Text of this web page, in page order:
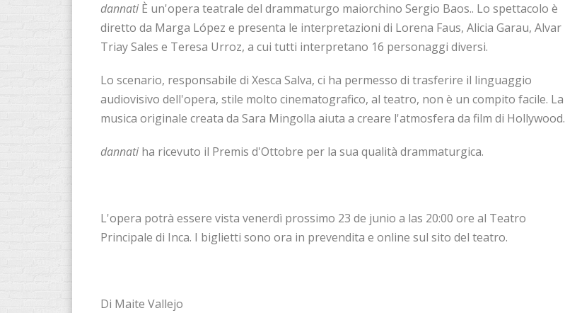
dannati È un'opera teatrale del drammaturgo maiorchino Sergio Baos.. Lo spettacolo è
diretto da Marga López e presenta le interpretazioni di Lorena Faus, Alicia Garau, Alvar
Triay Sales e Teresa Urroz, a cui tutti interpretano 16 personaggi diversi.
Lo scenario, responsabile di Xesca Salva, ci ha permesso di trasferire il linguaggio
audiovisivo dell'opera, stile molto cinematografico, al teatro, non è un compito facile. La
musica originale creata da Sara Mingolla aiuta a creare l'atmosfera da film di Hollywood.
dannati ha ricevuto il Premis d'Ottobre per la sua qualità drammaturgica.
L'opera potrà essere vista venerdì prossimo 23 de junio a las 20:00 ore al Teatro
Principale di Inca. I biglietti sono ora in prevendita e online sul sito del teatro.
Di Maite Vallejo